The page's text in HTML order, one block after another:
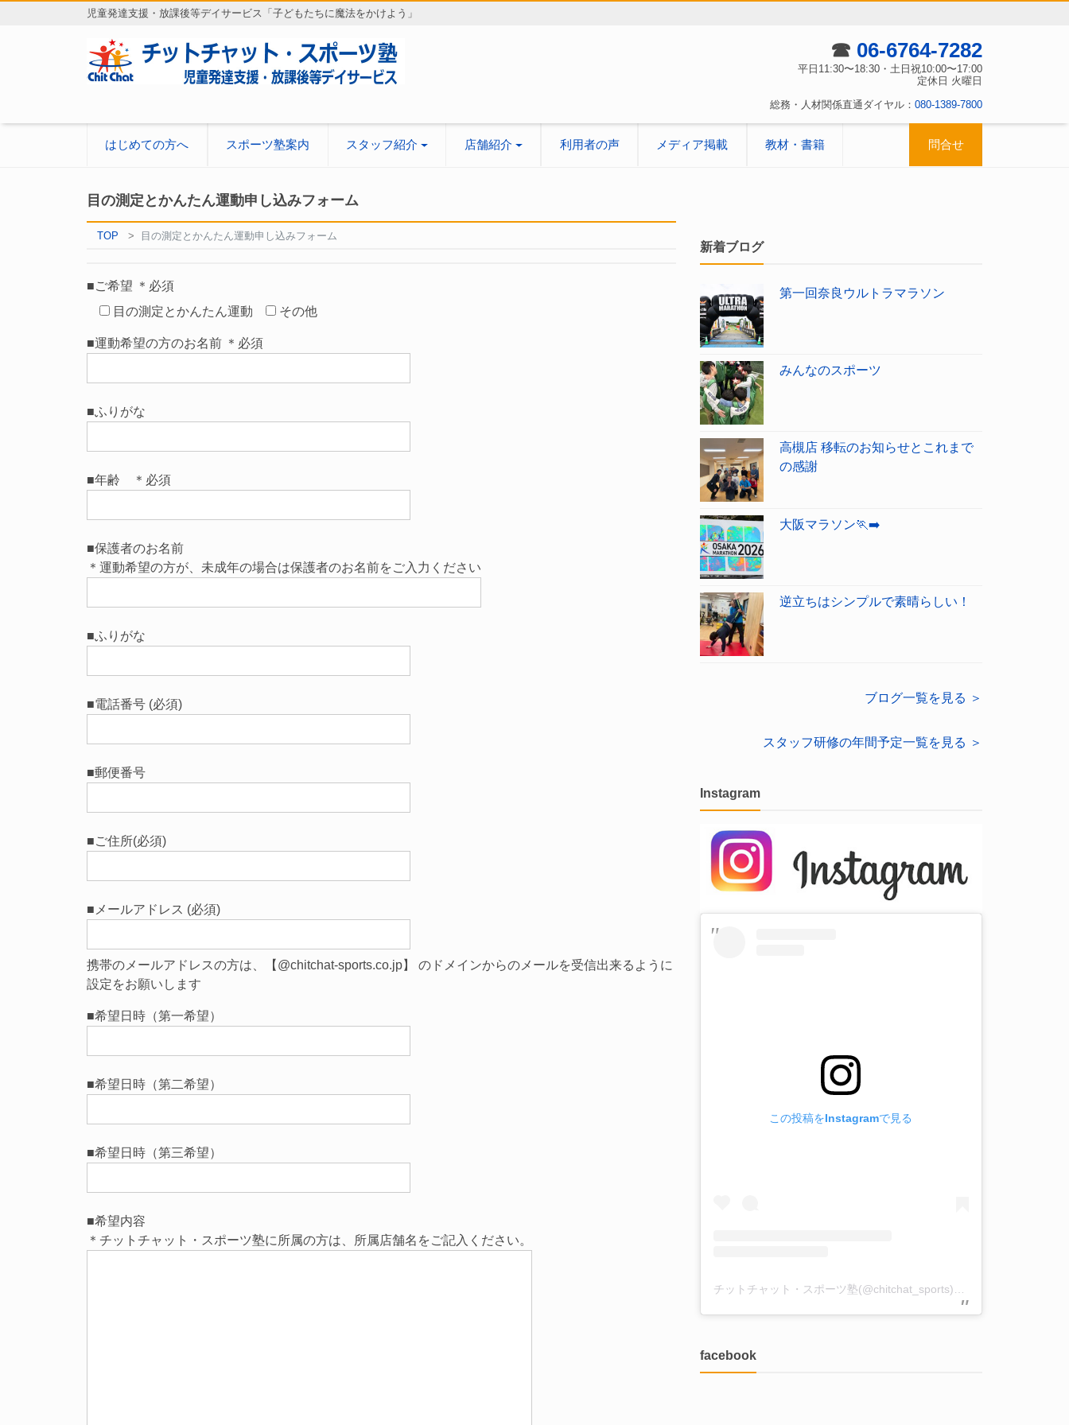
児童発達支援・放課後等デイサービス「子どもたちに魔法をかけよう」
☎ 06-6764-7282
平日11:30〜18:30・土日祝10:00〜17:00
定休日 火曜日
総務・人材関係直通ダイヤル： 080-1389-7800
はじめての方へ スポーツ塾案内 スタッフ紹介 店舗紹介 利用者の声 メディア掲載 教材・書籍 問合せ
目の測定とかんたん運動申し込みフォーム
TOP 目の測定とかんたん運動申し込みフォーム
■ご希望 ＊必須
目の測定とかんたん運動
その他
■運動希望の方のお名前 ＊必須
■ふりがな
■年齢 ＊必須
■保護者のお名前
＊運動希望の方が、未成年の場合は保護者のお名前をご入力ください
■ふりがな
■電話番号 (必須)
■郵便番号
■ご住所(必須)
■メールアドレス (必須)
携帯のメールアドレスの方は、【@chitchat-sports.co.jp】 のドメインからのメールを受信出来るように
設定をお願いします
■希望日時（第一希望）
■希望日時（第二希望）
■希望日時（第三希望）
■希望内容
＊チットチャット・スポーツ塾に所属の方は、所属店舗名をご記入ください。
新着ブログ
第一回奈良ウルトラマラソン
みんなのスポーツ
高槻店 移転のお知らせとこれまで
の感謝
大阪マラソン🏃‍➡️
逆立ちはシンプルで素晴らしい！
ブログ一覧を見る ＞
スタッフ研修の年間予定一覧を見る ＞
Instagram
この投稿をInstagramで見る
チットチャット・スポーツ塾(@chitchat_sports)がシェアした投稿
facebook